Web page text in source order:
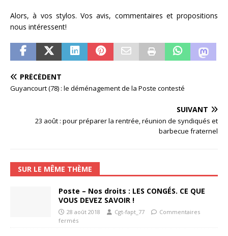
Alors, à vos stylos. Vos avis, commentaires et propositions
nous intéressent!
PRÉCÉDENT
Guyancourt (78) : le déménagement de la Poste contesté
SUIVANT
23 août : pour préparer la rentrée, réunion de syndiqués et
barbecue fraternel
SUR LE MÊME THÈME
Poste – Nos droits : LES CONGÉS. CE QUE
VOUS DEVEZ SAVOIR !
28 août 2018 Cgt-fapt_77
Commentaires
fermés